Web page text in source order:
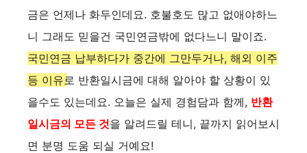
금은 언제나 화두인데요. 호불호도 많고 없애야하느
니 그래도 믿을건 국민연금밖에 없다느니 말이죠.
국민연금 납부하다가 중간에 그만두거나, 해외 이주
등 이유로 반환일시금에 대해 알아야 할 상황이 있
을수도 있는데요. 오늘은 실제 경험담과 함께, 반환
일시금의 모든 것을 알려드릴 테니, 끝까지 읽어보시
면 분명 도움 되실 거예요!